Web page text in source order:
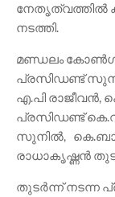
നേതൃത്വത്തിൽ
നടത്തി.
മണ്ഡലം
പ്രസിഡണ്ട്
എ.പി
പ്രസിഡണ്ട്
സുനിൽ,
രാധാകൃഷ്ണൻ
തുടർന്ന് നടന്ന